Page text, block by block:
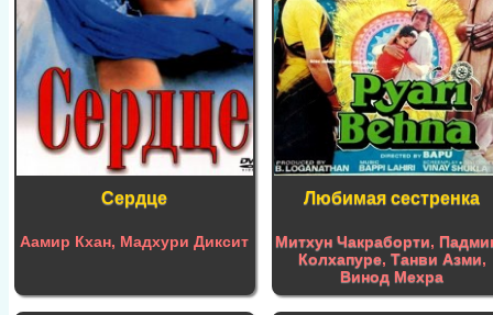
Сердце
Аамир Кхан, Мадхури Диксит
Любимая сестренка
Митхун Чакраборти,
Колхапуре, Танви Азми,
Винод Мехра